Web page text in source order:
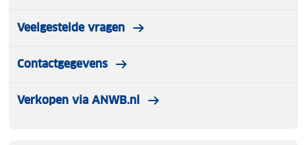
Veelgestelde vragen
Contactgegevens
Verkopen via ANWB.nl